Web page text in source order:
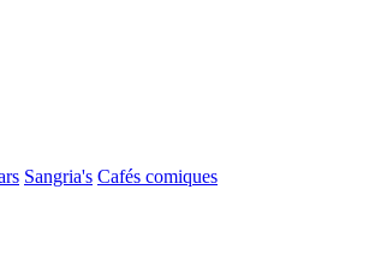
Sangria's Cafés comiques